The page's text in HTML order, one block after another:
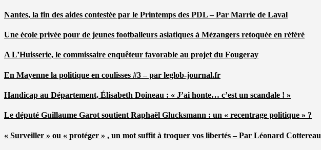
Nantes, la fin des aides contestée par le Printemps des PDL – Par Marrie de Laval
Une école privée pour de jeunes footballeurs asiatiques à Mézangers retoquée en référé
A L’Huisserie, le commissaire enquêteur favorable au projet du Fougeray
En Mayenne la politique en coulisses #3 – par leglob-journal.fr
Handicap au Département, Élisabeth Doineau : « J’ai honte… c’est un scandale ! »
Le député Guillaume Garot soutient Raphaël Glucksmann : un « recentrage politique » ?
« Surveiller » ou « protéger » , un mot suffit à troquer vos libertés – Par Léonard Cottereau